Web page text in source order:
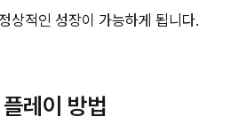
상적인 성장이 가능하게 됩니다.
레이 방법